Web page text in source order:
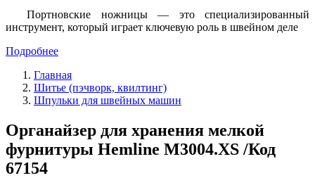
Портновские ножницы — это специализированный
инструмент, который играет ключевую роль в швейном деле
Подробнее
Главная
Шитье (пэчворк, квилтинг)
Шпульки для швейных машин
Органайзер для хранения мелкой
фурнитуры Hemline M3004.XS /Код
67154